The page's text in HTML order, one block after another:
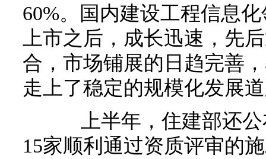
60%。国内建设工程信息
上市之后，成长迅速，先
合，市场铺展的日趋完善
走上了稳定的规模化发展
上半年，住建部还公
15家顺利通过资质评审的